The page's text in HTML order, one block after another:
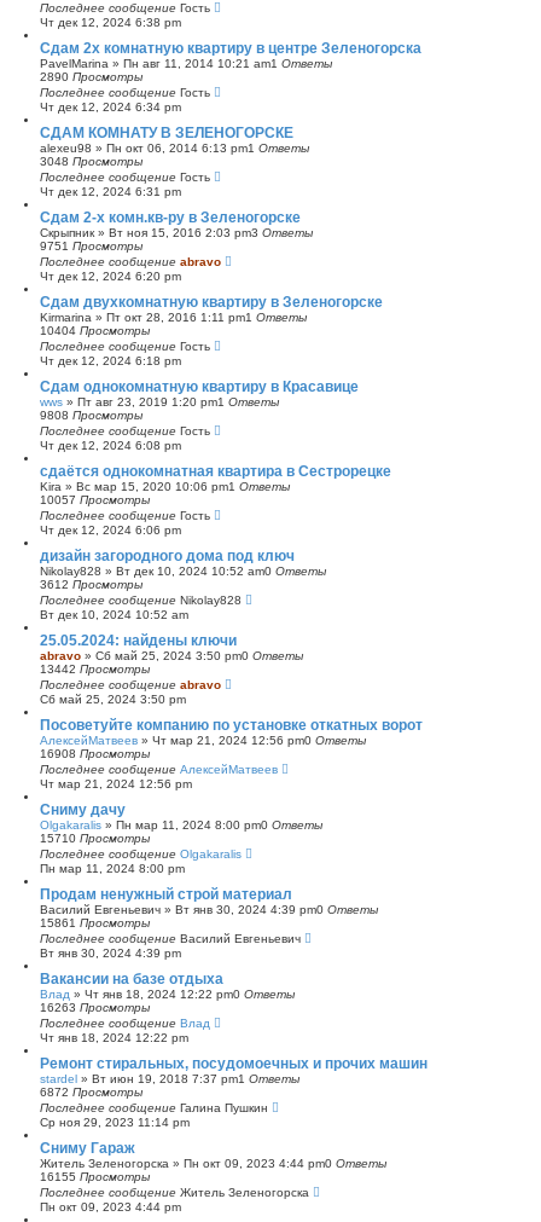
Последнее сообщение Гость
Чт дек 12, 2024 6:38 pm
Сдам 2х комнатную квартиру в центре Зеленогорска
PavelMarina » Пн авг 11, 2014 10:21 am1 Ответы
2890 Просмотры
Последнее сообщение Гость
Чт дек 12, 2024 6:34 pm
СДАМ КОМНАТУ В ЗЕЛЕНОГОРСКЕ
alexeu98 » Пн окт 06, 2014 6:13 pm1 Ответы
3048 Просмотры
Последнее сообщение Гость
Чт дек 12, 2024 6:31 pm
Сдам 2-х комн.кв-ру в Зеленогорске
Скрыпник » Вт ноя 15, 2016 2:03 pm3 Ответы
9751 Просмотры
Последнее сообщение abravo
Чт дек 12, 2024 6:20 pm
Сдам двухкомнатную квартиру в Зеленогорске
Kirmarina » Пт окт 28, 2016 1:11 pm1 Ответы
10404 Просмотры
Последнее сообщение Гость
Чт дек 12, 2024 6:18 pm
Сдам однокомнатную квартиру в Красавице
wws » Пт авг 23, 2019 1:20 pm1 Ответы
9808 Просмотры
Последнее сообщение Гость
Чт дек 12, 2024 6:08 pm
сдаётся однокомнатная квартира в Сестрорецке
Kira » Вс мар 15, 2020 10:06 pm1 Ответы
10057 Просмотры
Последнее сообщение Гость
Чт дек 12, 2024 6:06 pm
дизайн загородного дома под ключ
Nikolay828 » Вт дек 10, 2024 10:52 am0 Ответы
3612 Просмотры
Последнее сообщение Nikolay828
Вт дек 10, 2024 10:52 am
25.05.2024: найдены ключи
abravo » Сб май 25, 2024 3:50 pm0 Ответы
13442 Просмотры
Последнее сообщение abravo
Сб май 25, 2024 3:50 pm
Посоветуйте компанию по установке откатных ворот
АлексейМатвеев » Чт мар 21, 2024 12:56 pm0 Ответы
16908 Просмотры
Последнее сообщение АлексейМатвеев
Чт мар 21, 2024 12:56 pm
Сниму дачу
Olgakaralis » Пн мар 11, 2024 8:00 pm0 Ответы
15710 Просмотры
Последнее сообщение Olgakaralis
Пн мар 11, 2024 8:00 pm
Продам ненужный строй материал
Василий Евгеньевич » Вт янв 30, 2024 4:39 pm0 Ответы
15861 Просмотры
Последнее сообщение Василий Евгеньевич
Вт янв 30, 2024 4:39 pm
Вакансии на базе отдыха
Влад » Чт янв 18, 2024 12:22 pm0 Ответы
16263 Просмотры
Последнее сообщение Влад
Чт янв 18, 2024 12:22 pm
Ремонт стиральных, посудомоечных и прочих машин
stardel » Вт июн 19, 2018 7:37 pm1 Ответы
6872 Просмотры
Последнее сообщение Галина Пушкин
Ср ноя 29, 2023 11:14 pm
Сниму Гараж
Житель Зеленогорска » Пн окт 09, 2023 4:44 pm0 Ответы
16155 Просмотры
Последнее сообщение Житель Зеленогорска
Пн окт 09, 2023 4:44 pm